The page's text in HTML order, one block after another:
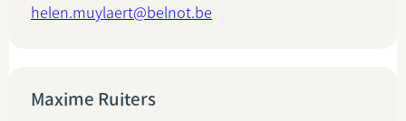
helen.muylaert@belnot.be
Maxime Ruiters